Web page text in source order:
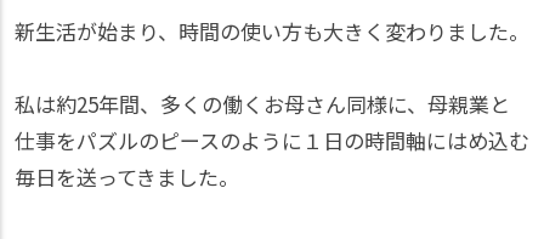
新生活が始まり、時間の使い方も大きく変わりました。
私は約25年間、多くの働くお母さん同様に、母親業と
仕事をパズルのピースのように１日の時間軸にはめ込む
毎日を送ってきました。